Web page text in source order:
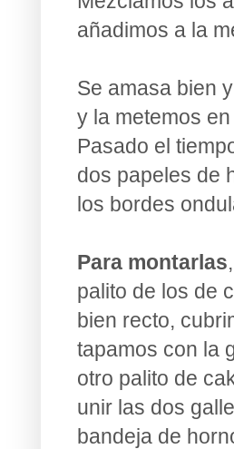
añadimos a la
Se amasa bien
y la metemos
Pasado el
dos papeles de
los bordes
Para montarlas
palito de los de
bien recto,
tapamos con la
otro palito de
unir las dos
bandeja de